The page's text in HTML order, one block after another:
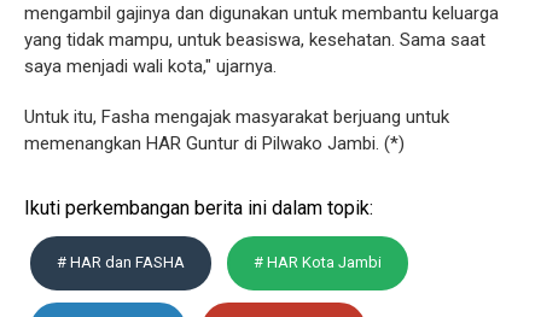
mengambil gajinya dan digunakan untuk membantu keluarga
yang tidak mampu, untuk beasiswa, kesehatan. Sama saat
saya menjadi wali kota," ujarnya.
Untuk itu, Fasha mengajak masyarakat berjuang untuk
memenangkan HAR Guntur di Pilwako Jambi. (*)
Ikuti perkembangan berita ini dalam topik:
# HAR dan FASHA # HAR Kota Jambi